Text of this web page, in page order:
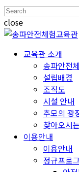
close
교육관 소개
송파안전
설립배경
조직도
시설 안내
추모의 광
찾아오시
이용안내
이용안내
정규프로